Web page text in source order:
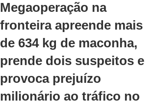
Megaoperação na
fronteira apreende mais
de 634 kg de maconha,
prende dois suspeitos e
provoca prejuízo
milionário ao tráfico no